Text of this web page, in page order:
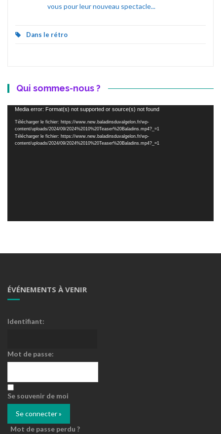
vous pour leur nouveau spectacle...
Dans le rétro
Qui sommes-nous ?
Lecteur
vidéo
Media error: Format(s) not supported or source(s) not found
Télécharger le fichier: https://www.new.baladinsduvalgelon.fr/wp-
content/uploads/2024/09/2024%2010%20Teaser%20Baladins.mp4?_=1
Télécharger le fichier: https://www.new.baladinsduvalgelon.fr/wp-
content/uploads/2024/09/2024%2010%20Teaser%20Baladins.mp4?_=1
ÉVÉNEMENTS À VENIR
Identifiant:
Mot de passe:
Se souvenir de moi
Mot de passe perdu ?